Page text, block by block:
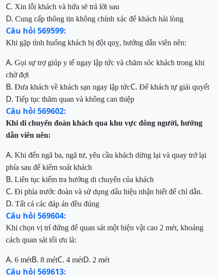
C. Xin lỗi khách và hứa sẽ trả lời sau
D. Cung cấp thông tin không chính xác để khách hài lòng
Câu hỏi 569599:
Khi gặp tình huống khách bị đột quỵ, hướng dẫn viên nên:
A. Gọi sự trợ giúp y tế ngay lập tức và chăm sóc khách trong khi
chờ đợi
B. Đưa khách về khách sạn ngay lập tứcC. Để khách tự giải quyết
D. Tiếp tục thăm quan và không can thiệp
Câu hỏi 569602:
Khi di chuyển đoàn khách qua khu vực đông người, hướng
dẫn viên nên:
A. Khi đến ngã ba, ngã tư, yêu cầu khách dừng lại và quay trở lại
phía sau để kiểm soát khách
B. Liên tục kiểm tra hướng di chuyển của khách
C. Đi phía trước đoàn và sử dụng dấu hiệu nhận biết để chỉ dẫn.
D. Tất cả các đáp án đều đúng
Câu hỏi 569604:
Khi chọn vị trí đứng để quan sát một hiện vật cao 2 mét, khoảng
cách quan sát tối ưu là:
A. 6 métB. 8 métC. 4 métD. 2 mét
Câu hỏi 569613: